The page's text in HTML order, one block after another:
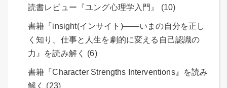
読書レビュー『ユング心理学入門』 (10)
書籍『insight(インサイト)――いまの自分を正し
く知り、仕事と人生を劇的に変える自己認識の
力』を読み解く (6)
書籍『Character Strengths Interventions』を読み
解く (23)